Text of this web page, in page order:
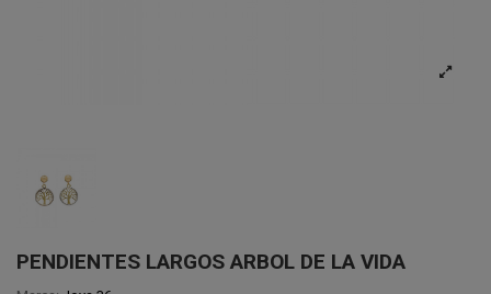
PENDIENTES LARGOS ARBOL DE LA VIDA